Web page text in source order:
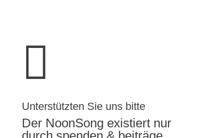

Unterstützten Sie uns bitte
Der NoonSong existiert nur